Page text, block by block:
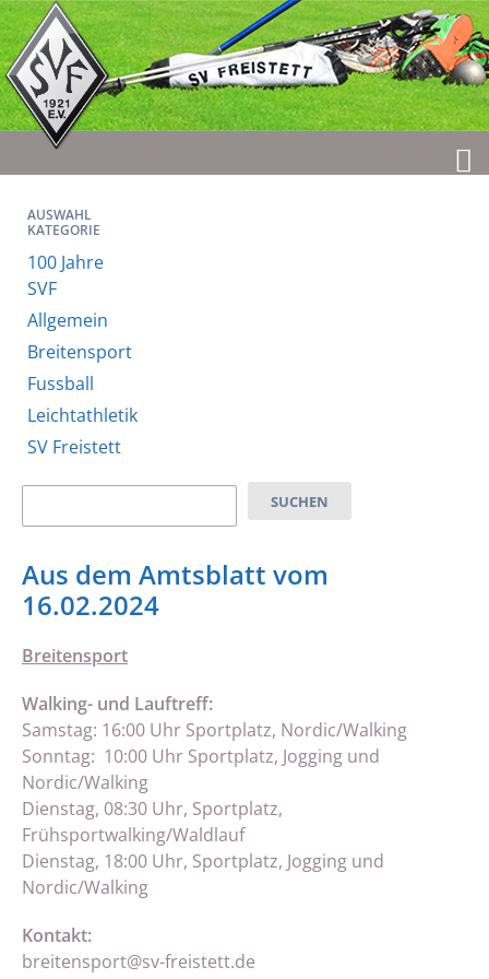
AUSWAHL
KATEGORIE
100 Jahre
SVF
Allgemein
Breitensport
Fussball
Leichtathletik
SV Freistett
Suchen SUCHEN
Aus dem Amtsblatt vom
16.02.2024
Breitensport
Walking- und Lauftreff:
Samstag: 16:00 Uhr Sportplatz, Nordic/Walking
Sonntag: 10:00 Uhr Sportplatz, Jogging und
Nordic/Walking
Dienstag, 08:30 Uhr, Sportplatz,
Frühsportwalking/Waldlauf
Dienstag, 18:00 Uhr, Sportplatz, Jogging und
Nordic/Walking
Kontakt:
breitensport@sv-freistett.de